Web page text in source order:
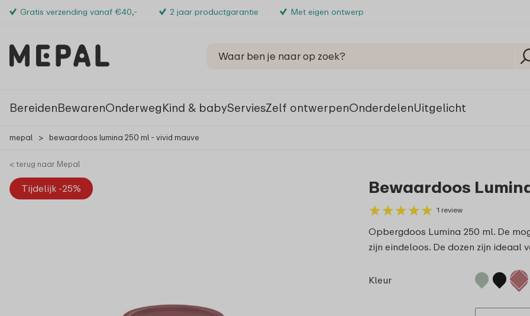
Gratis verzending vanaf €40,- 2 jaar productgarantie Met eigen ontwerp
BereidenBewarenOnderwegKind & babyServiesZelf ontwerpenOnderdelenUitgelicht
mepal > bewaardoos lumina 250 ml - vivid mauve
< terug naar Mepal
Tijdelijk -25% Bewaardoos
★★★★★
★★★★★ 1 review
Opbergdoos Lumina 250 ml. De
zijn eindeloos. De dozen zijn ideaal
Kleur